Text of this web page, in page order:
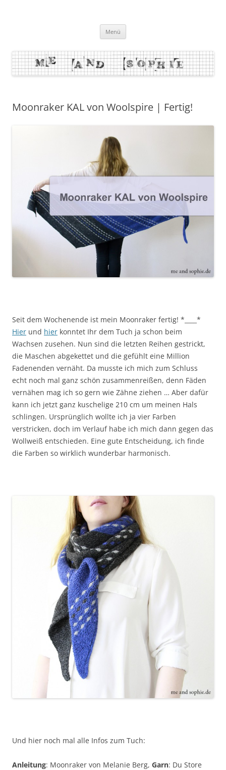
Menü
Moonraker KAL von Woolspire | Fertig!
Seit dem Wochenende ist mein Moonraker fertig! *____*
Hier und hier konntet Ihr dem Tuch ja schon beim
Wachsen zusehen. Nun sind die letzten Reihen gestrickt,
die Maschen abgekettet und die gefühlt eine Million
Fadenenden vernäht. Da musste ich mich zum Schluss
echt noch mal ganz schön zusammenreißen, denn Fäden
vernähen mag ich so gern wie Zähne ziehen … Aber dafür
kann ich jetzt ganz kuschelige 210 cm um meinen Hals
schlingen. Ursprünglich wollte ich ja vier Farben
verstricken, doch im Verlauf habe ich mich dann gegen das
Wollweiß entschieden. Eine gute Entscheidung, ich finde
die Farben so wirklich wunderbar harmonisch.
Und hier noch mal alle Infos zum Tuch:
Anleitung: Moonraker von Melanie Berg, Garn: Du Store